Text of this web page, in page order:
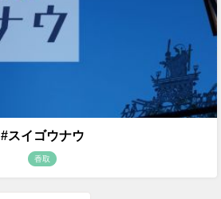
#スイゴウナウ
香取